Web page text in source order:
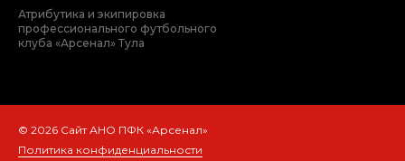
Атрибутика и экипировка
профессионального футбольного
клуба «Арсенал» Тула
© 2026 Сайт АНО ПФК «Арсенал»
Политика конфиденциальности